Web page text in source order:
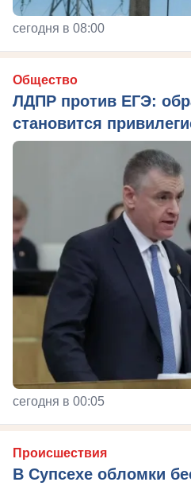
сегодня в 08:00
Общество
ЛДПР против ЕГЭ:
становится
сегодня в 00:05
Происшествия
В Супсехе обломки